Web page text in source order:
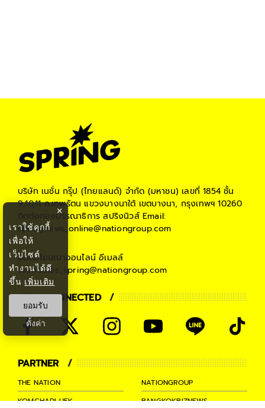
บริษัท เนชั่น กรุ๊ป (ไทยแลนด์) จำกัด (มหาชน) เลขที่ 1854 ชั้น
9,10,11 ถ.เทพรัตน แขวงบางนาใต้ เขตบางนา, กรุงเทพฯ 10260
ติดต่อกองบรรณาธิการ สปริงนิวส์Email:
springnews_online@nationgroup.com
ติดต่อโฆษณาออนไลน์ อีเมลล์
teamsales_spring@nationgroup.com
STAY CONNECTED
PARTNER
THE NATION
NATIONGROUP
KOMCHADLUEK
BANGKOKBIZNEWS
×
เราใช้คุกกี้
เพื่อให้
เว็บไซต์
ทำงานได้ดี
ขึ้น เพิ่มเติม
ยอมรับ
ตั้งค่า